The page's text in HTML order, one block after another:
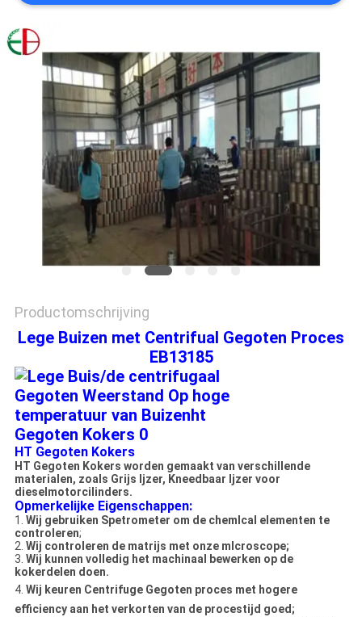
PRIVACYBELEID
Productomschrijving
Lege Buizen met Centrifual Gegoten Proces
EB13185
HT Gegoten Kokers
HT Gegoten Kokers worden gemaakt van verschillende
materialen, zoals Grijs Ijzer, Kneedbaar Ijzer voor
dieselmotorcilinders.
Opmerkelijke Eigenschappen:
1. Wij gebruiken Spetrometer om de chemlcal elementen te
controleren;
2. Wij controleren de matrijs met onze mlcroscope;
3. Wij kunnen volledig het machinaal bewerken op de
kokerdelen doen.
4. Wij keuren Centrifuge Gegoten proces met hogere
efficiency aan het verkorten van de procestijd goed;